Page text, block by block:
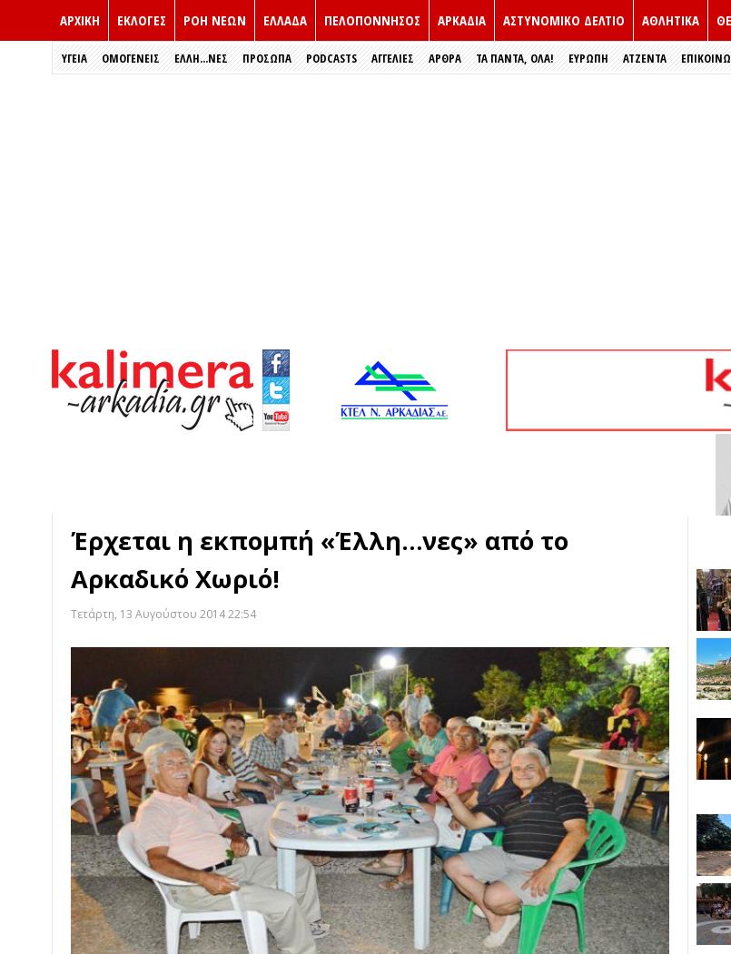
ΑΡΧΙΚΗ ΕΚΛΟΓΈΣ ΡΟΗ ΝΕΩΝ ΕΛΛΑΔΑ ΠΕΛΟΠΟΝΝΗΣΟΣ ΑΡΚΑΔΙΑ ΑΣΤΥΝΟΜΙΚΟ ΔΕΛΤΙΟ ΑΘΛΗΤΙΚΑ
ΥΓΕΙΑ ΟΜΟΓΕΝΕΙΣ ΈΛΛΗ...ΝΕΣ ΠΡΌΣΩΠΑ PODCASTS ΑΓΓΕΛΙΕΣ ΑΡΘΡΑ ΤΑ ΠΑΝΤΑ, ΟΛΑ! ΕΥΡΏΠΗ ΑΤΖΕΝΤΑ
Έρχεται η εκπομπή «Έλλη…νες» από το
Αρκαδικό Χωριό!
Τετάρτη, 13 Αυγούστου 2014 22:54